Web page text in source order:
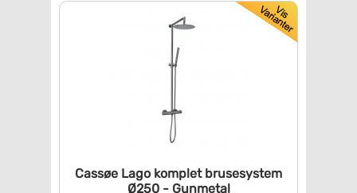
Cassøe Lago kompletbrusesystem
Ø250 - Gunmetal